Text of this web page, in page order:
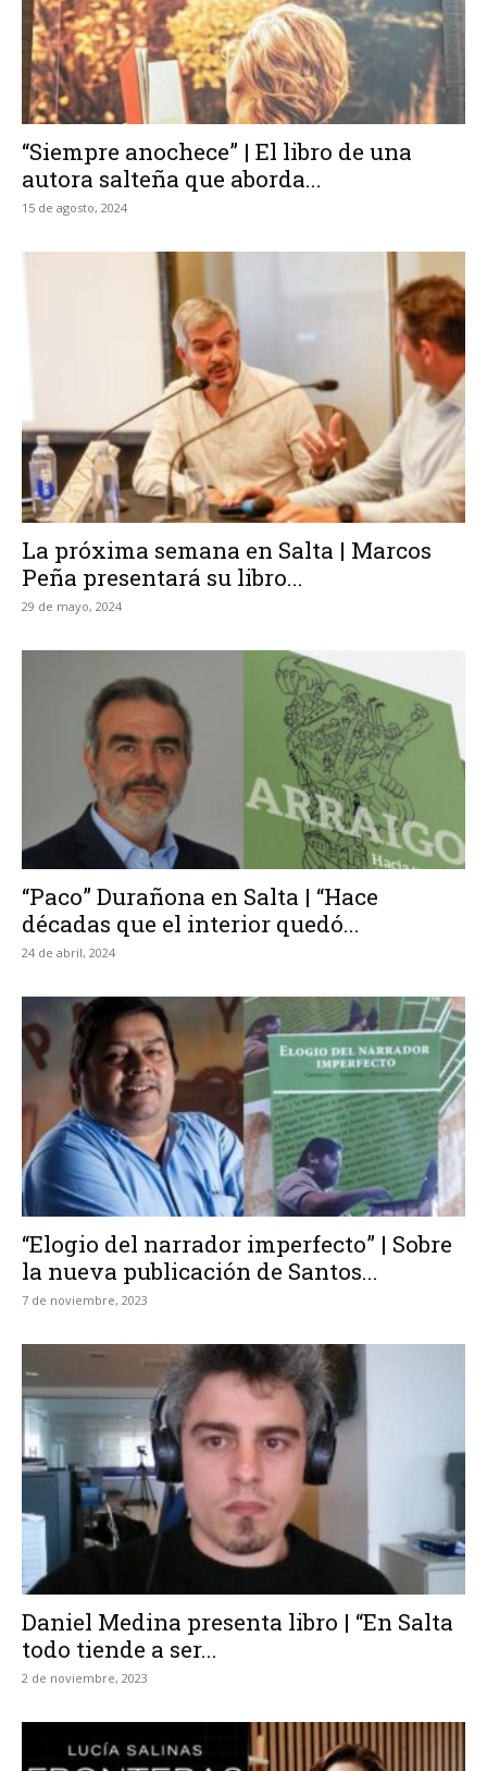
“Siempre anochece” | El libro de una
autora salteña que aborda...
15 de agosto, 2024
La próxima semana en Salta | Marcos
Peña presentará su libro...
29 de mayo, 2024
“Paco” Durañona en Salta | “Hace
décadas que el interior quedó...
24 de abril, 2024
“Elogio del narrador imperfecto” | Sobre
la nueva publicación de Santos...
7 de noviembre, 2023
Daniel Medina presenta libro | “En Salta
todo tiende a ser...
2 de noviembre, 2023